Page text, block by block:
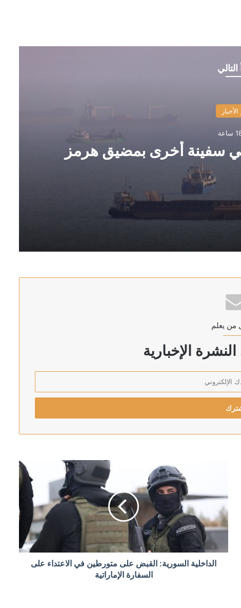
في سفينة أخرى بمضيق هرمز
ريف دير الزور
وتطالب بوقف الهجمات الجوية فوراً
من يعلم
الإخبارية
الداخلية السورية: القبض على متورطين في الاعتداء على
السفارة الإماراتية